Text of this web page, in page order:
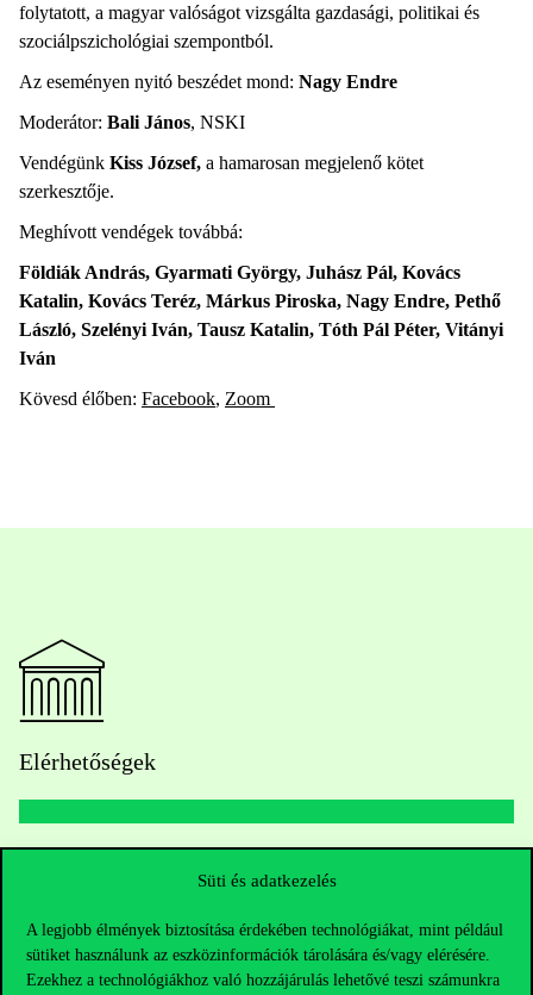
Süti és adatkezelés
A legjobb élmények biztosítása érdekében technológiákat, mint például
sütiket használunk az eszközinformációk tárolására és/vagy elérésére.
Ezekhez a technológiákhoz való hozzájárulás lehetővé teszi számunkra
folytatott, a magyar valóságot vizsgálta gazdasági, politikai és
szociálpszichológiai szempontból.
Az eseményen nyitó beszédet mond: Nagy Endre
Moderátor: Bali János, NSKI
Vendégünk Kiss József, a hamarosan megjelenő kötet
szerkesztője.
Meghívott vendégek továbbá:
Földiák András, Gyarmati György, Juhász Pál, Kovács
Katalin, Kovács Teréz, Márkus Piroska, Nagy Endre, Pethő
László, Szelényi Iván, Tausz Katalin, Tóth Pál Péter, Vitányi
Iván
Kövesd élőben: Facebook, Zoom
Elérhetőségek
Kérdésed van a felvételivel kapcsolatban?
Oktatói elérhetőségek